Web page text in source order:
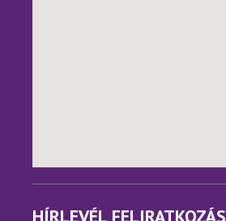
HÍRLEVÉL FELIRATKOZÁS